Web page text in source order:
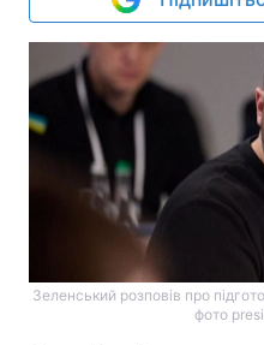
Зеленський розповів про
фото